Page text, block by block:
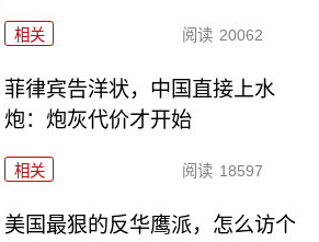
相关 阅读 20062
菲律宾告洋状，中国直接上水
炮：炮灰代价才开始
相关 阅读 18597
美国最狠的反华鹰派，怎么访个